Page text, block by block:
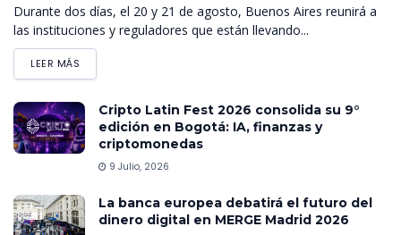
Durante dos días, el 20 y 21 de agosto, Buenos Aires reunirá a
las instituciones y reguladores que están llevando...
LEER MÁS
Cripto Latin Fest 2026 consolida su 9°
edición en Bogotá: IA, finanzas y
criptomonedas
9 Julio, 2026
La banca europea debatirá el futuro del
dinero digital en MERGE Madrid 2026